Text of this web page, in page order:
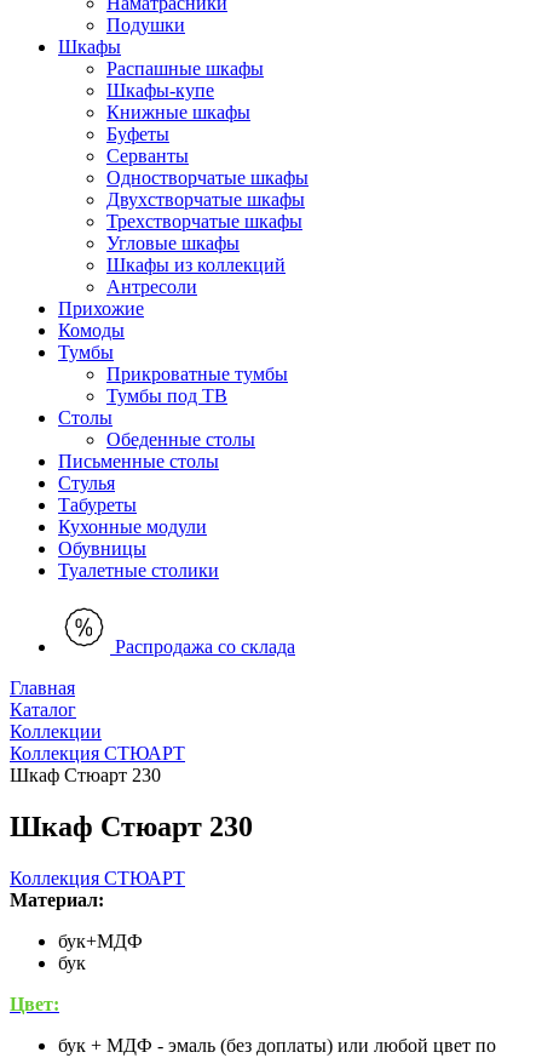
Подушки
Шкафы
Распашные шкафы
Шкафы-купе
Книжные шкафы
Буфеты
Серванты
Одностворчатые шкафы
Двухстворчатые шкафы
Трехстворчатые шкафы
Угловые шкафы
Шкафы из коллекций
Антресоли
Прихожие
Комоды
Тумбы
Прикроватные тумбы
Тумбы под ТВ
Столы
Обеденные столы
Письменные столы
Стулья
Табуреты
Кухонные модули
Обувницы
Туалетные столики
Распродажа со склада
Главная
Каталог
Коллекции
Коллекция СТЮАРТ
Шкаф Стюарт 230
Шкаф Стюарт 230
Коллекция СТЮАРТ
Материал:
бук+МДФ
бук
Цвет:
бук + МДФ - эмаль (без доплаты) или любой цвет по